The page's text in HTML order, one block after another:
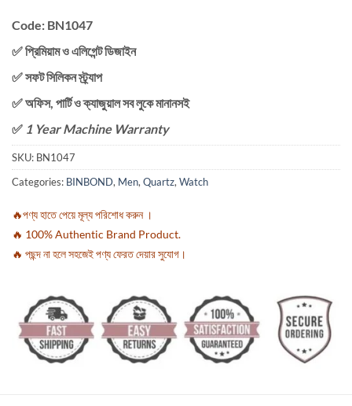
Code: BN1047
✅ প্রিমিয়াম ও এলিগেন্ট ডিজাইন
✅ সফট সিলিকন স্ট্র্যাপ
✅ অফিস, পার্টি ও ক্যাজুয়াল সব লুকে মানানসই
✅ 1 Year Machine Warranty
SKU: BN1047
Categories: BINBOND, Men, Quartz, Watch
🔥পণ্য হাতে পেয়ে মূল্য পরিশোধ করুন ।
🔥 100% Authentic Brand Product.
🔥 পছন্দ না হলে সহজেই পণ্য ফেরত দেয়ার সুযোগ।